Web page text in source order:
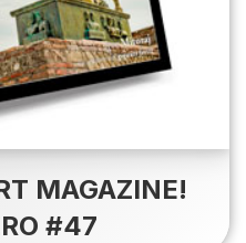
MAGAZINE!
#47